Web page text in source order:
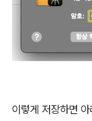
이렇게 저장하면